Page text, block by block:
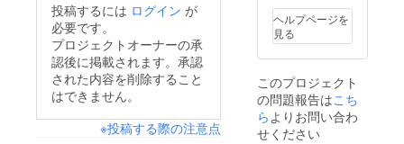
投稿するには ログイン が
必要です。
プロジェクトオーナーの承
認後に掲載されます。承認
された内容を削除すること
はできません。
※投稿する際の注意点
ヘルプページを
見る
このプロジェクト
の問題報告はこち
らよりお問い合わ
せください